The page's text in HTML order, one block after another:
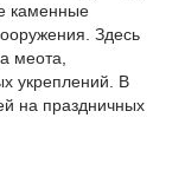
каменные
Здесь
меота,
укреплений. В
на праздничных